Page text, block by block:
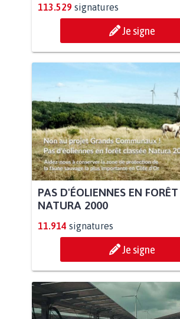
113.529 signatures
Je signe
PAS D'ÉOLIENNES EN FORÊT
NATURA 2000
11.914 signatures
Je signe